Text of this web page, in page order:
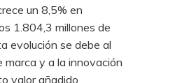
un 8,5% en
1.804,3 millones de
evolución se debe al
marca y a la innovación
valor añadido.